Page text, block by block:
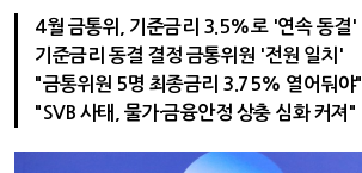
4월 금통위, 기준금리 3.5%로 '연속 동결'
기준금리 동결 결정 금통위원 '전원 일치'
"금통위원 5명 최종금리 3.75% 열어둬야"
"SVB 사태, 물가·금융안정 상충 심화 커져"